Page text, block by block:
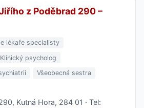
z Poděbrad 290 –
lékaře specialisty
Klinický psycholog
Všeobecná sestra
Kutná Hora, 284 01 · Tel: